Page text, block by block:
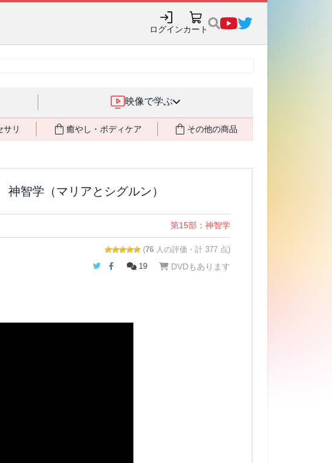
ログインカート
映像で学ぶ
サリ 癒やし・ボディケア その他の商品
学（マリアとシグルン）
第15部：神智学
(76 人の評価・計 377 点)
Twitter
Facebook
19 DVDもあります